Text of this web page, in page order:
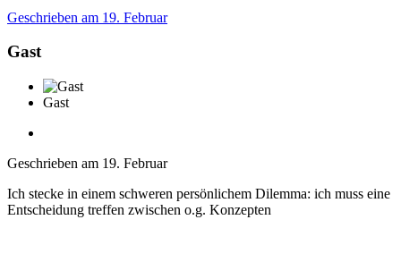
Geschrieben am 19. Februar
Gast
Gast
Geschrieben am 19. Februar
Ich stecke in einem schweren persönlichem Dilemma: ich muss eine
Entscheidung treffen zwischen o.g. Konzepten